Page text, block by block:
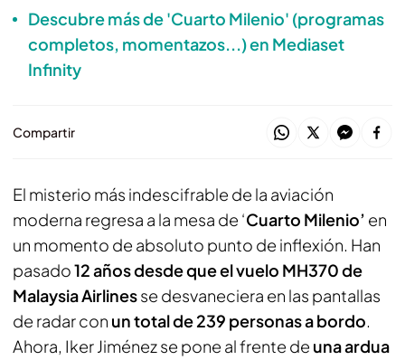
Descubre más de 'Cuarto Milenio' (programas
completos, momentazos...) en Mediaset
Infinity
Compartir
El misterio más indescifrable de la aviación
moderna regresa a la mesa de ‘Cuarto Milenio’ en
un momento de absoluto punto de inflexión. Han
pasado12 años desde que el vuelo MH370 de
Malaysia Airlinesse desvaneciera en las pantallas
de radar con un total de 239 personas a bordo.
Ahora, Iker Jiménez se pone al frente de una ardua